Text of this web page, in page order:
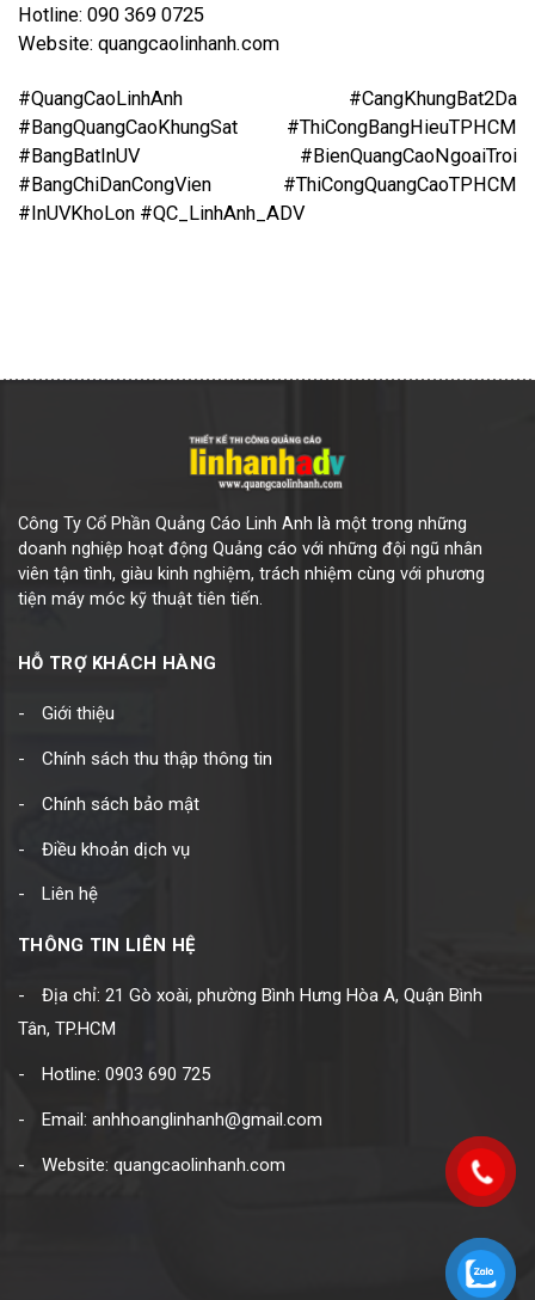
Hotline: 090 369 0725
Website: quangcaolinhanh.com
#QuangCaoLinhAnh #CangKhungBat2Da
#BangQuangCaoKhungSat #ThiCongBangHieuTPHCM
#BangBatInUV #BienQuangCaoNgoaiTroi
#BangChiDanCongVien #ThiCongQuangCaoTPHCM
#InUVKhoLon #QC_LinhAnh_ADV
Công Ty Cổ Phần Quảng Cáo Linh Anh là một trong những
doanh nghiệp hoạt động Quảng cáo với những đội ngũ nhân
viên tận tình, giàu kinh nghiệm, trách nhiệm cùng với phương
tiện máy móc kỹ thuật tiên tiến.
HỖ TRỢ KHÁCH HÀNG
Giới thiệu
Chính sách thu thập thông tin
Chính sách bảo mật
Điều khoản dịch vụ
Liên hệ
THÔNG TIN LIÊN HỆ
Địa chỉ: 21 Gò xoài, phường Bình Hưng Hòa A, Quận Bình
Tân, TP.HCM
Hotline: 0903 690 725
Email: anhhoanglinhanh@gmail.com
Website: quangcaolinhanh.com